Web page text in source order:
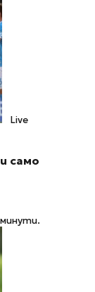
Live
само